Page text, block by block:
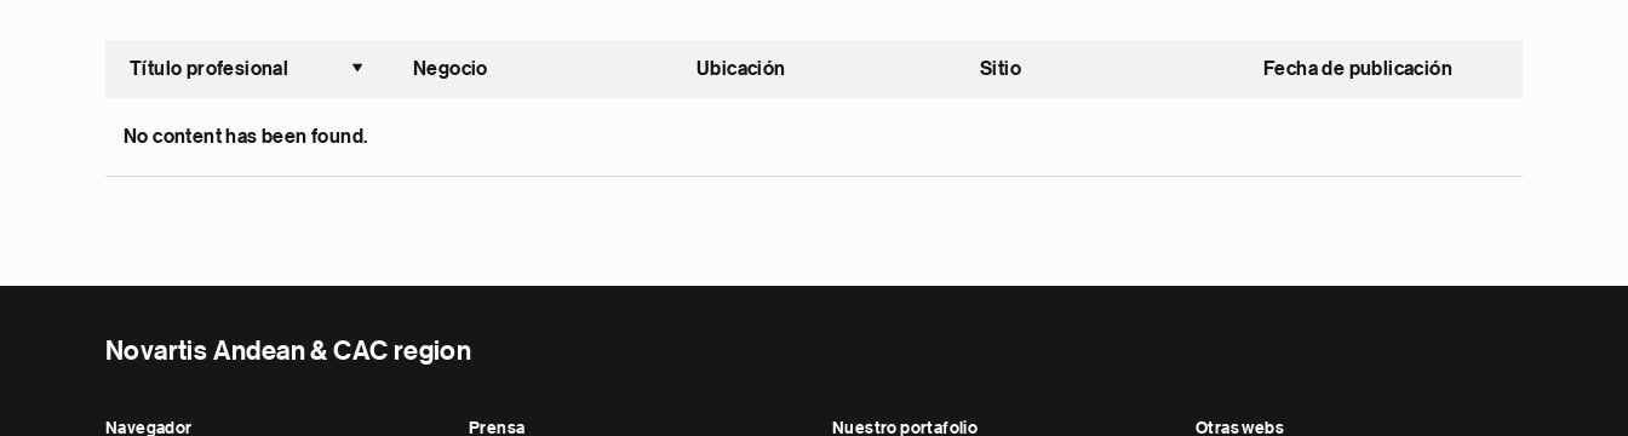
Título profesional
Ordenar ascendente
Negocio Ubicación Sitio Fecha de publicación
No content has been found.
Novartis Andean & CAC region
Navegador Prensa Nuestro portafolio Otras webs